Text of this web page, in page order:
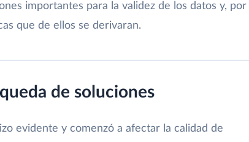
importantes para la validez de los datos y, por
que de ellos se derivaran.
de soluciones
evidente y comenzó a afectar la calidad de